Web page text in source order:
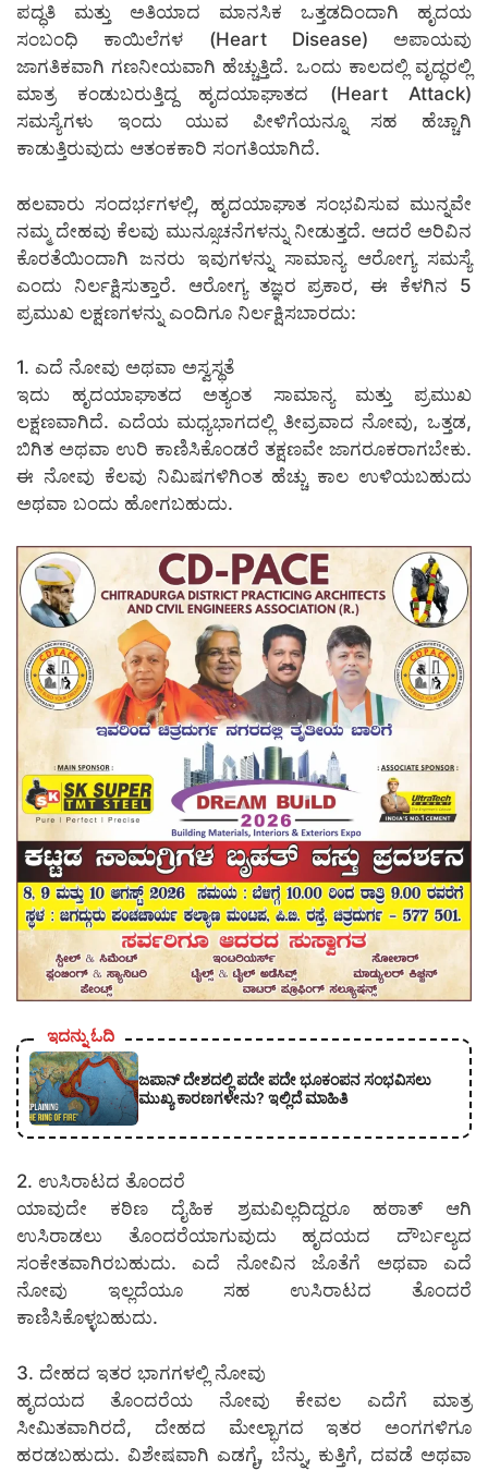
ಪದ್ಧತಿ ಮತ್ತು ಅತಿಯಾದ ಮಾನಸಿಕ ಒತ್ತಡದಿಂದಾಗಿ ಹೃದಯ
ಸಂಬಂಧಿ ಕಾಯಿಲೆಗಳ (Heart Disease) ಅಪಾಯವು
ಜಾಗತಿಕವಾಗಿ ಗಣನೀಯವಾಗಿ ಹೆಚ್ಚುತ್ತಿದೆ. ಒಂದು ಕಾಲದಲ್ಲಿ ವೃದ್ಧರಲ್ಲಿ
ಮಾತ್ರ ಕಂಡುಬರುತ್ತಿದ್ದ ಹೃದಯಾಘಾತದ (Heart Attack)
ಸಮಸ್ಯೆಗಳು ಇಂದು ಯುವ ಪೀಳಿಗೆಯನ್ನೂ ಸಹ ಹೆಚ್ಚಾಗಿ
ಕಾಡುತ್ತಿರುವುದು ಆತಂಕಕಾರಿ ಸಂಗತಿಯಾಗಿದೆ.
ಹಲವಾರು ಸಂದರ್ಭಗಳಲ್ಲಿ, ಹೃದಯಾಘಾತ ಸಂಭವಿಸುವ ಮುನ್ನವೇ
ನಮ್ಮ ದೇಹವು ಕೆಲವು ಮುನ್ಸೂಚನೆಗಳನ್ನು ನೀಡುತ್ತದೆ. ಆದರೆ ಅರಿವಿನ
ಕೊರತೆಯಿಂದಾಗಿ ಜನರು ಇವುಗಳನ್ನು ಸಾಮಾನ್ಯ ಆರೋಗ್ಯ ಸಮಸ್ಯೆ
ಎಂದು ನಿರ್ಲಕ್ಷಿಸುತ್ತಾರೆ. ಆರೋಗ್ಯ ತಜ್ಞರ ಪ್ರಕಾರ, ಈ ಕೆಳಗಿನ 5
ಪ್ರಮುಖ ಲಕ್ಷಣಗಳನ್ನು ಎಂದಿಗೂ ನಿರ್ಲಕ್ಷಿಸಬಾರದು:
1. ಎದೆ ನೋವು ಅಥವಾ ಅಸ್ವಸ್ಥತೆ
ಇದು ಹೃದಯಾಘಾತದ ಅತ್ಯಂತ ಸಾಮಾನ್ಯ ಮತ್ತು ಪ್ರಮುಖ
ಲಕ್ಷಣವಾಗಿದೆ. ಎದೆಯ ಮಧ್ಯಭಾಗದಲ್ಲಿ ತೀವ್ರವಾದ ನೋವು, ಒತ್ತಡ,
ಬಿಗಿತ ಅಥವಾ ಉರಿ ಕಾಣಿಸಿಕೊಂಡರೆ ತಕ್ಷಣವೇ ಜಾಗರೂಕರಾಗಬೇಕು.
ಈ ನೋವು ಕೆಲವು ನಿಮಿಷಗಳಿಗಿಂತ ಹೆಚ್ಚು ಕಾಲ ಉಳಿಯಬಹುದು
ಅಥವಾ ಬಂದು ಹೋಗಬಹುದು.
ಇದನ್ನು ಓದಿ
ಜಪಾನ್ ದೇಶದಲ್ಲಿ ಪದೇ ಪದೇ ಭೂಕಂಪನ ಸಂಭವಿಸಲು
ಮುಖ್ಯ ಕಾರಣಗಳೇನು? ಇಲ್ಲಿದೆ ಮಾಹಿತಿ
2. ಉಸಿರಾಟದ ತೊಂದರೆ
ಯಾವುದೇ ಕಠಿಣ ದೈಹಿಕ ಶ್ರಮವಿಲ್ಲದಿದ್ದರೂ ಹಠಾತ್ ಆಗಿ
ಉಸಿರಾಡಲು ತೊಂದರೆಯಾಗುವುದು ಹೃದಯದ ದೌರ್ಬಲ್ಯದ
ಸಂಕೇತವಾಗಿರಬಹುದು. ಎದೆ ನೋವಿನ ಜೊತೆಗೆ ಅಥವಾ ಎದೆ
ನೋವು ಇಲ್ಲದೆಯೂ ಸಹ ಉಸಿರಾಟದ ತೊಂದರೆ
ಕಾಣಿಸಿಕೊಳ್ಳಬಹುದು.
3. ದೇಹದ ಇತರ ಭಾಗಗಳಲ್ಲಿ ನೋವು
ಹೃದಯದ ತೊಂದರೆಯ ನೋವು ಕೇವಲ ಎದೆಗೆ ಮಾತ್ರ
ಸೀಮಿತವಾಗಿರದೆ, ದೇಹದ ಮೇಲ್ಭಾಗದ ಇತರ ಅಂಗಗಳಿಗೂ
ಹರಡಬಹುದು. ವಿಶೇಷವಾಗಿ ಎಡಗೈ, ಬೆನ್ನು, ಕುತ್ತಿಗೆ, ದವಡೆ ಅಥವಾ